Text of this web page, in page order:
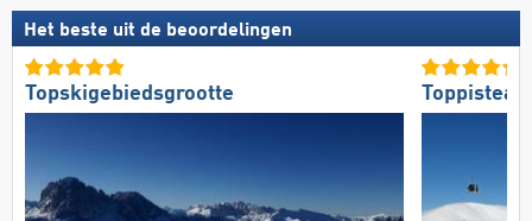
Het beste uit de beoordelingen
Topskigebiedsgrootte